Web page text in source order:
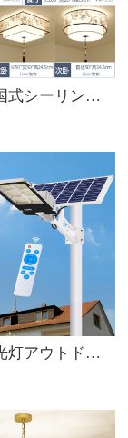
正前新中国式シーリング客間灯現代簡単布芸寝室レストラン書斎灯大気LED中国風コースラインプA 01コース-三室両庁(送陽台灯)12321
桜倫太陽光灯アウトドア街灯庭園灯新農村道路照明工事超亮防水室内外ランプ制御器制御600 W